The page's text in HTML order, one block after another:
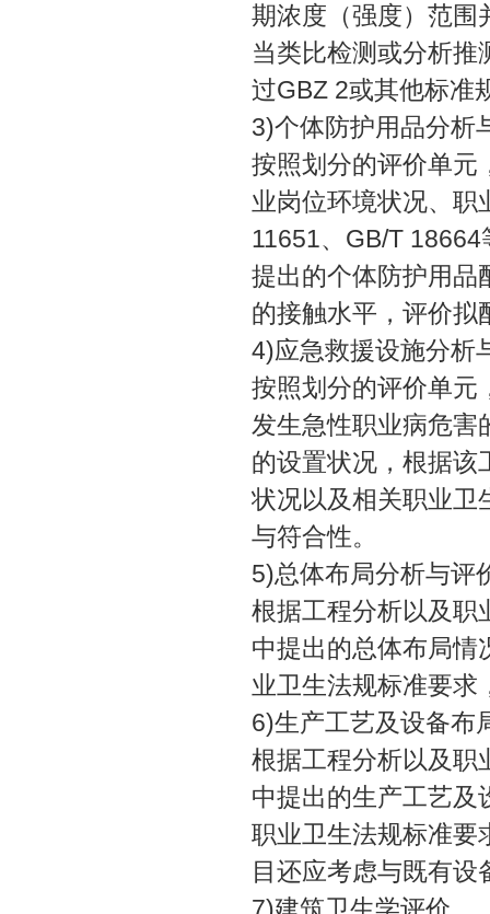
期浓度（强度）范围
当类比检测或分析推
过GBZ 2或其他标准
3)个体防护用品分析
按照划分的评价单元
业岗位环境状况、职
11651、GB/T
提出的个体防护用品
的接触水平，评价拟
4)应急救援设施分析
按照划分的评价单元
发生急性职业病危害
的设置状况，根据该
状况以及相关职业卫
与符合性。
5)总体布局分析与评
根据工程分析以及职
中提出的总体布局情
业卫生法规标准要求
6)生产工艺及设备布
根据工程分析以及职
中提出的生产工艺及
职业卫生法规标准要
目还应考虑与既有设